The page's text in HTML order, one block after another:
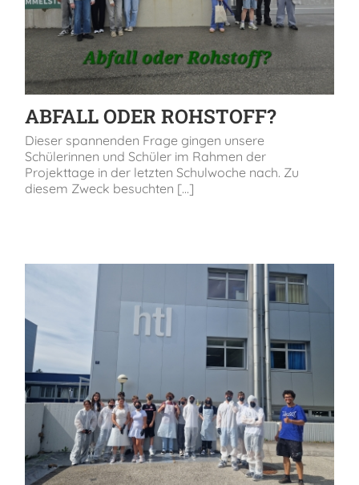
ABFALL ODER ROHSTOFF?
Dieser spannenden Frage gingen unsere
Schülerinnen und Schüler im Rahmen der
Projekttage in der letzten Schulwoche nach. Zu
diesem Zweck besuchten [...]